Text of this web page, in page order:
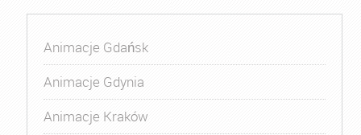
Animacje Gdańsk
Animacje Gdynia
Animacje Kraków